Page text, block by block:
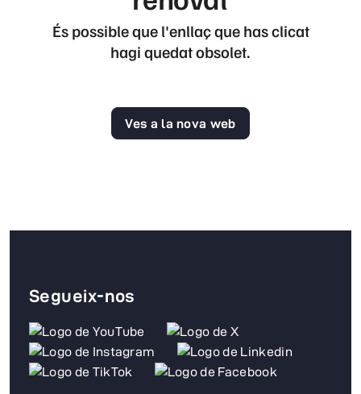
És possible que l'enllaç que has clicat
hagi quedat obsolet.
Ves a la nova web
Segueix-nos